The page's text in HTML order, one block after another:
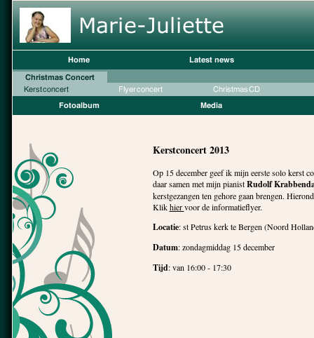
Kerstconcert 2013
Op 15 december geef ik mijn eerste solo kerst
daar samen met mijn pianistRudolf
kerstgezangen ten gehore gaan brengen.
Klikhiervoor de informatieflyer.
Locatie: st Petrus kerk te Bergen (Noord
Datum: zondagmiddag 15 december
Tijd: van 16:00 - 17:30